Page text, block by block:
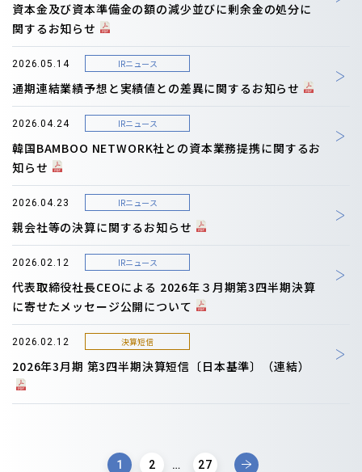
資本金及び資本準備金の額の減少並びに剰余金の処分に
関するお知らせ
2026.05.14 IRニュース
通期連結業績予想と実績値との差異に関するお知らせ
2026.04.24 IRニュース
韓国BAMBOO NETWORK社との資本業務提携に関するお
知らせ
2026.04.23 IRニュース
親会社等の決算に関するお知らせ
2026.02.12 IRニュース
代表取締役社長CEOによる 2026年３月期第3四半期決算
に寄せたメッセージ公開について
2026.02.12 決算短信
2026年3月期 第3四半期決算短信〔日本基準〕（連結）
1 2 … 27